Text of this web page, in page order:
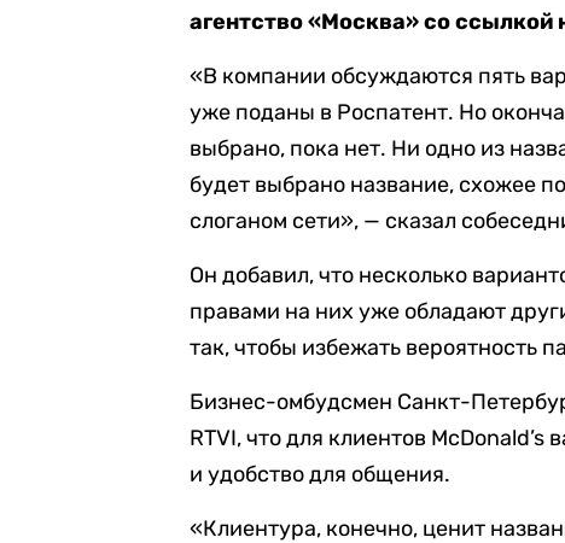
агентство «Москва» со ссылкой
«В компании обсуждаются пять
уже поданы в Роспатент. Но
выбрано, пока нет. Ни одно из
будет выбрано название, схожее
слоганом сети», — сказал
Он добавил, что несколько
правами на них уже обладают
так, чтобы избежать вероятность
Бизнес-омбудсмен Санкт-
RTVI, что для клиентов
и удобство для общения.
«Клиентура, конечно, ценит